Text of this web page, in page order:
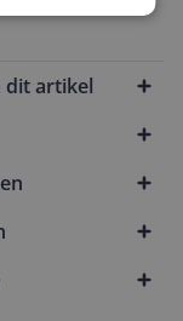
dit artikel